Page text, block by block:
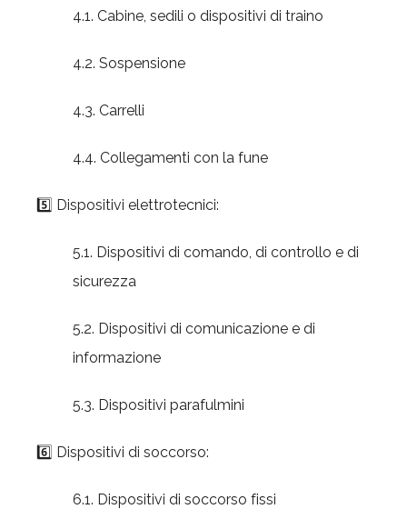
4.1. Cabine, sedili o dispositivi di traino
4.2. Sospensione
4.3. Carrelli
4.4. Collegamenti con la fune
5️⃣ Dispositivi elettrotecnici:
5.1. Dispositivi di comando, di controllo e di
sicurezza
5.2. Dispositivi di comunicazione e di
informazione
5.3. Dispositivi parafulmini
6️⃣ Dispositivi di soccorso:
6.1. Dispositivi di soccorso fissi